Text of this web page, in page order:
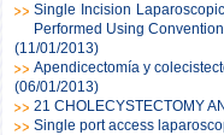
Single Incision
Performed Using
(11/01/2013)
Apendicectomía y
(06/01/2013)
21 CHOLECYSTECTOMY
Single port access